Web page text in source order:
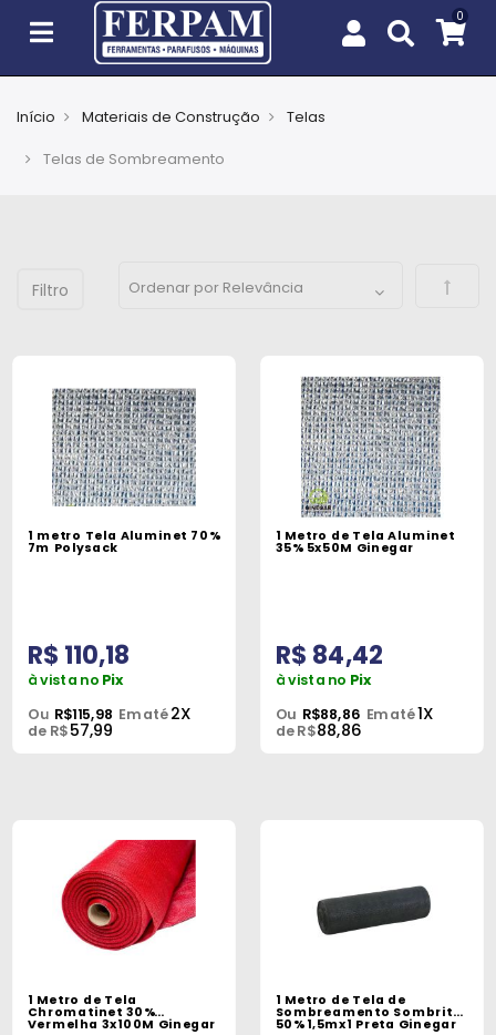
EPIs
Cobertura
Ferramentas
Máquinas
Iluminação
Construção
Materiais
Elétricos
Pneumáticos
Tintas
Peças
Início Materiais de Construção Telas
Telas de Sombreamento
1 metro Tela Aluminet 70%
7m Polysack
R$ 110,18
à vista no Pix
Ou R$115,98 Em até2X
de R$57,99
1 Metro de Tela Aluminet
35% 5x50M Ginegar
R$ 84,42
à vista no Pix
Ou R$88,86 Em até1X
de R$88,86
1 Metro de Tela
Chromatinet 30%
Vermelha 3x100M Ginegar
1 Metro de Tela de
Sombreamento Sombrite
50% 1,5mx1 Preta Ginegar